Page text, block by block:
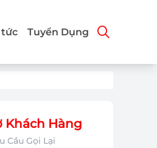
tức Tuyển Dụng
Khách Hàng
Cầu Gọi Lại